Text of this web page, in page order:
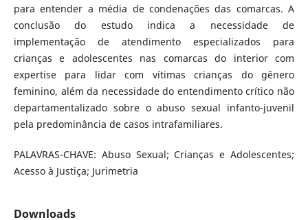
para entender a média de condenações das comarcas. A
conclusão do estudo indica a necessidade de
implementação de atendimento especializados para
crianças e adolescentes nas comarcas do interior com
expertise para lidar com vítimas crianças do gênero
feminino, além da necessidade do entendimento crítico não
departamentalizado sobre o abuso sexual infanto-juvenil
pela predominância de casos intrafamiliares.
PALAVRAS-CHAVE: Abuso Sexual; Crianças e Adolescentes;
Acesso à Justiça; Jurimetria
Downloads